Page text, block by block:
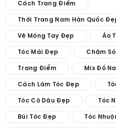
Cách Trang Điểm
Thời Trang Nam Hàn Quốc
Vẽ Móng Tay Đẹp Áo
Tóc Mái Đẹp Chăm
Trang Điểm Mix Đồ
Cách Làm Tóc Đẹp
Tóc Cô Dâu Đẹp Tóc
Búi Tóc Đẹp Tóc